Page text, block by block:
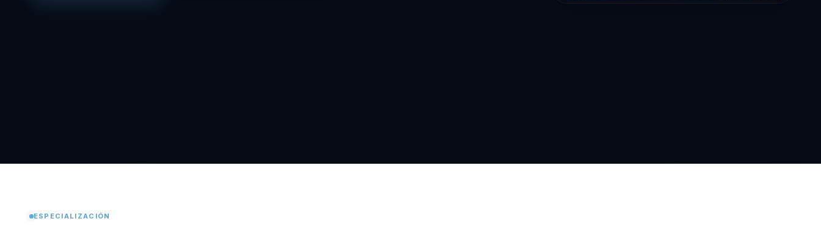
ESPECIALIZACIÓN